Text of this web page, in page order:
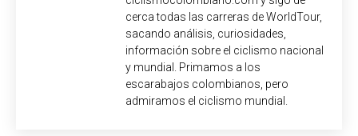
cerca todas las carreras de WorldTour,
sacando análisis, curiosidades,
información sobre el ciclismo nacional
y mundial. Primamos a los
escarabajos colombianos, pero
admiramos el ciclismo mundial.